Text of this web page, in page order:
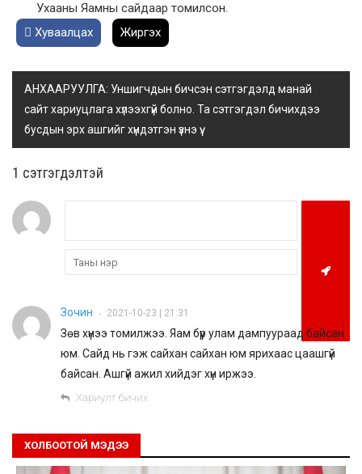
Ухааны Яамны сайдаар томилсон.
Хуваалцах
Жиргэх
АНХААРУУЛГА: Уншигчдын бичсэн сэтгэгдэлд манай
сайт хариуцлага хүлээхгүй болно. Та сэтгэгдэл бичихдээ
бусдын эрх ашгийг хүндэтгэн үзнэ үү.
1 сэтгэгдэлтэй
Зочин • 2021-10-23 | 21:31
Зөв хүнээ томилжээ. Яам бүүр улам дампуураад байсан
юм. Сайд нь гэж сайхан сайхан юм ярихаас цаашгүй
байсан. Ашгүй ажил хийдэг хүн иржээ.
Хариулт бичих
ХОЛБООТОЙ МЭДЭЭ